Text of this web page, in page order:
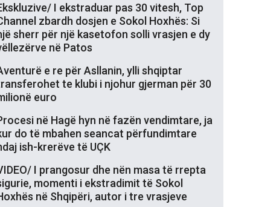
I ekstraduar pas 30 vitesh, Top
zbardh dosjen e Sokol Hoxhës: Si
sherr për një kasetofon solli vrasjen e dy
në Patos
e re për Asllanin, ylli shqiptar
te klubi i njohur gjerman për 30
euro
në Hagë hyn në fazën vendimtare, ja
do të mbahen seancat përfundimtare
ish-krerëve të UÇK
I prangosur dhe nën masa të rrepta
momenti i ekstradimit të Sokol
në Shqipëri, autor i tre vrasjeve